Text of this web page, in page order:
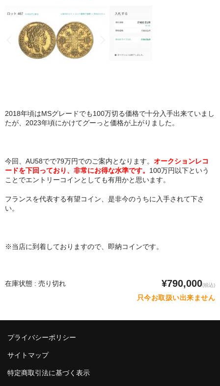
2018年頃はMSグレードでも100万切る価格で十分入手出来ていまし
たが、2023年頃にかけてグーっと価格が上がりました。
今回、AU58でで79万円でのご案内となります。 オークションレコ
ードを下回っており、非常にお得な水準です。 100万円以下という
ことでエントリーコインとしても有用かと思います。
フランスを代表する有望コイン、是非今のうちに入手されて下さ
い。
※当店に到着しておりますので、即納コインです。
在庫状態 : 売り切れ ¥790,000(税込)
只今お取扱い出来ません
プライバシーポリシー
サイトマップ
特定商取引法に基づく表示